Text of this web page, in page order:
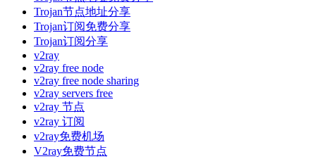
Trojan节点地址分享
Trojan订阅免费分享
Trojan订阅分享
v2ray
v2ray free node
v2ray free node sharing
v2ray servers free
v2ray 节点
v2ray 订阅
v2ray免费机场
V2ray免费节点